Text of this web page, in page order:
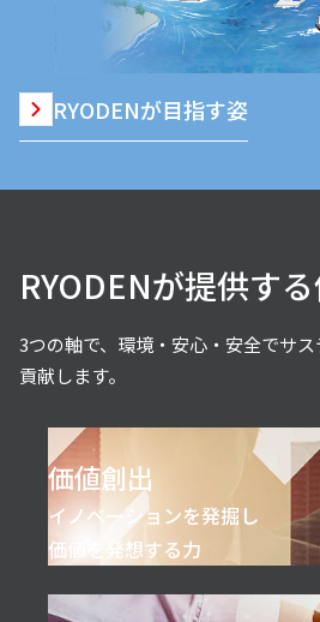
RYODENが目指す姿
RYODENが提供す
3つの軸で、環境・安心・安全でサ
貢献します。
価値創出
イノベーションを発掘し
価値を発想する力